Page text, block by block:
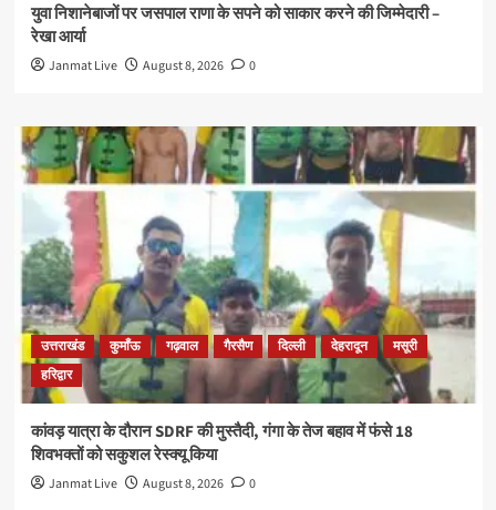
युवा निशानेबाजों पर जसपाल राणा के सपने को साकार करने की जिम्मेदारी –
रेखा आर्या
Janmat Live August 8, 2026 0
उत्तराखंड कुमाँऊ गढ़वाल गैरसैण दिल्ली देहरादून
मसूरी
हरिद्वार
कांवड़ यात्रा के दौरान SDRF की मुस्तैदी, गंगा के तेज बहाव में फंसे 18
शिवभक्तों को सकुशल रेस्क्यू किया
Janmat Live August 8, 2026 0